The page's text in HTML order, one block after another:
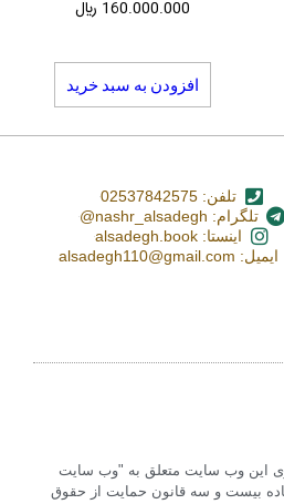
160.000.000 ﷼
افزودن به سبد خرید
تلفن: 02537842575
تلگرام: nashr_alsadegh@
اینستا: alsadegh.book
ایمیل: alsadegh110@gmail.com
این وب سایت متعلق به "وب سایت
بیست و سه قانون حمایت از حقوق